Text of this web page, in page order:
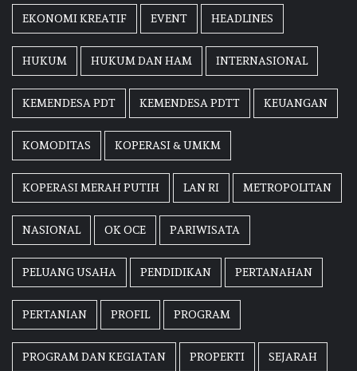
EKONOMI KREATIF EVENT HEADLINES
HUKUM HUKUM DAN HAM INTERNASIONAL
KEMENDESA PDT KEMENDESA PDTT KEUANGAN
KOMODITAS KOPERASI & UMKM
KOPERASI MERAH PUTIH LAN RI METROPOLITAN
NASIONAL OK OCE PARIWISATA
PELUANG USAHA PENDIDIKAN PERTANAHAN
PERTANIAN PROFIL PROGRAM
PROGRAM DAN KEGIATAN PROPERTI SEJARAH